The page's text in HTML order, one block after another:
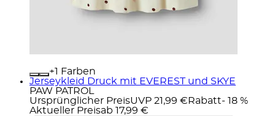
+
Farben
Jerseykleid Druck mit EVEREST und SKYE
PAW PATROL
Ursprünglicher PreisUVP 21,99 € Rabatt- 18 %
Aktueller Preisab 17,99 €